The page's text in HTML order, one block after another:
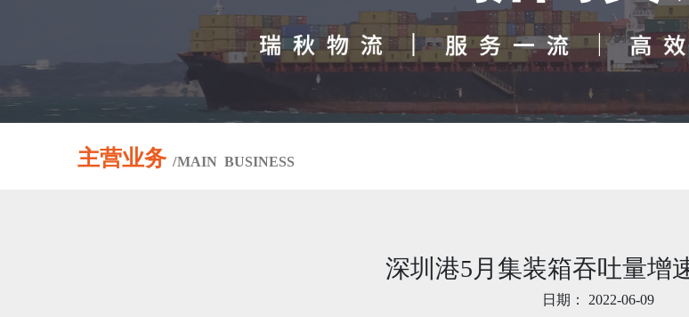
主营业务 /MAIN BUSINESS
深圳港5月集装箱吞吐量增
日期： 2022-06-09